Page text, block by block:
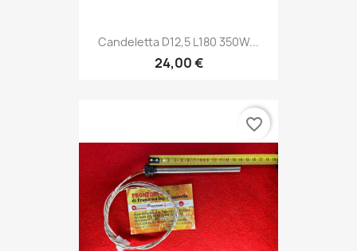
Candeletta D12,5 L180 350W...
24,00 €
favorite_border